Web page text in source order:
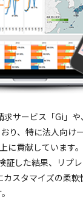
サービス「Gi」
り、特に法人向け
貢献しています。
証した結果、リプ
スタマイズの柔